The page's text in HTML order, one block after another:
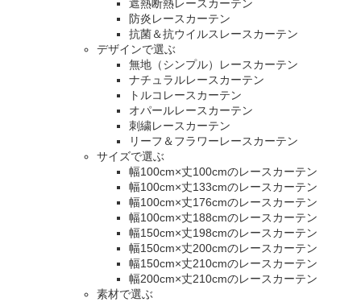
遮熱断熱レースカーテン
防炎レースカーテン
抗菌＆抗ウイルスレースカーテン
デザインで選ぶ
無地（シンプル）レースカーテン
ナチュラルレースカーテン
トルコレースカーテン
オパールレースカーテン
刺繍レースカーテン
リーフ＆フラワーレースカーテン
サイズで選ぶ
幅100cm×丈100cmのレースカーテン
幅100cm×丈133cmのレースカーテン
幅100cm×丈176cmのレースカーテン
幅100cm×丈188cmのレースカーテン
幅150cm×丈198cmのレースカーテン
幅150cm×丈200cmのレースカーテン
幅150cm×丈210cmのレースカーテン
幅200cm×丈210cmのレースカーテン
素材で選ぶ